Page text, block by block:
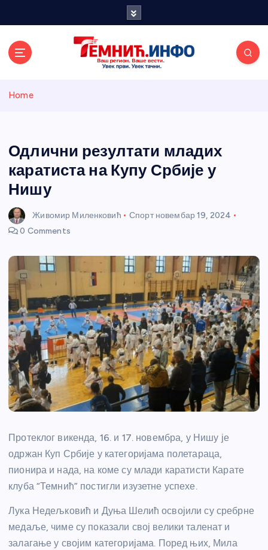
и портал
Home
Одлични резултати младих
каратиста на Купу Србије у
Нишу
Живомир Миленковић Спорт новембар 19, 2024
0 Comments
Протеклог викенда, 16. и 17. новембра, у Нишу је
одржан Куп Србије у категоријама полетараца,
пионира и нада, на коме су млади каратисти Карате
клуба “Темнић” постигли изузетне успехе.
Лука Недељковић и Дуња Шелић освојили су сребрне
медаље, чиме су показали свој велики таленат и
залагање у својим категоријама. Поред њих, Мила